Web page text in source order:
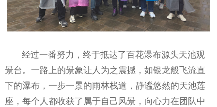
经过一番努力，终于抵达了百花瀑布源头天池观
景台。一路上的景象让人为之震撼，如银龙般飞流直
下的瀑布，一步一景的雨林栈道，静谧悠然的天池莲
座，每个人都收获了属于自己风景，向心力在团队中